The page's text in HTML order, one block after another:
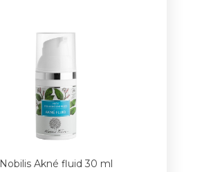
Nobilis Akné fluid 30 ml